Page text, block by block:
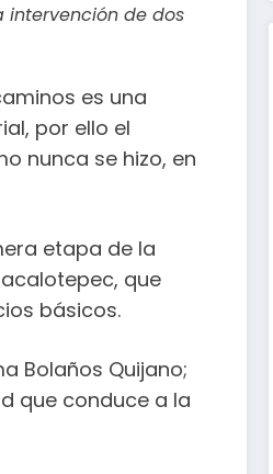
intervención de dos
es una
por ello el
nunca se hizo, en
etapa de la
que
básicos.
Bolaños Quijano;
que conduce a la